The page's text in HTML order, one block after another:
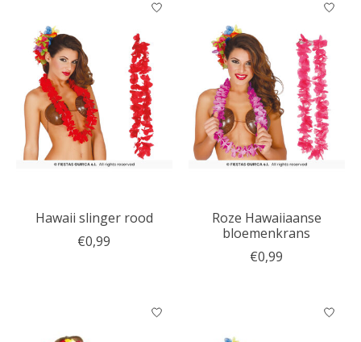
Hawaii slinger rood
€0,99
Roze Hawaiiaanse
bloemenkrans
€0,99